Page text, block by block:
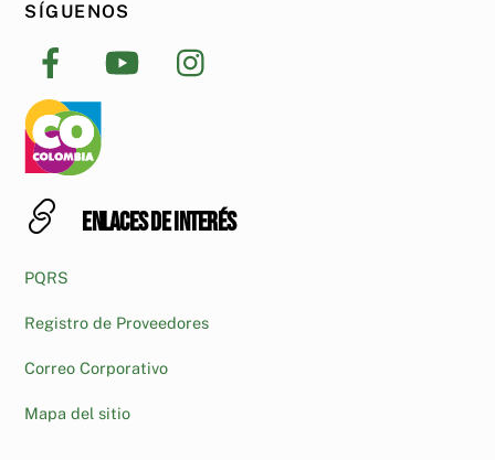
SÍGUENOS
Enlaces de interés
PQRS
Registro de Proveedores
Correo Corporativo
Mapa del sitio